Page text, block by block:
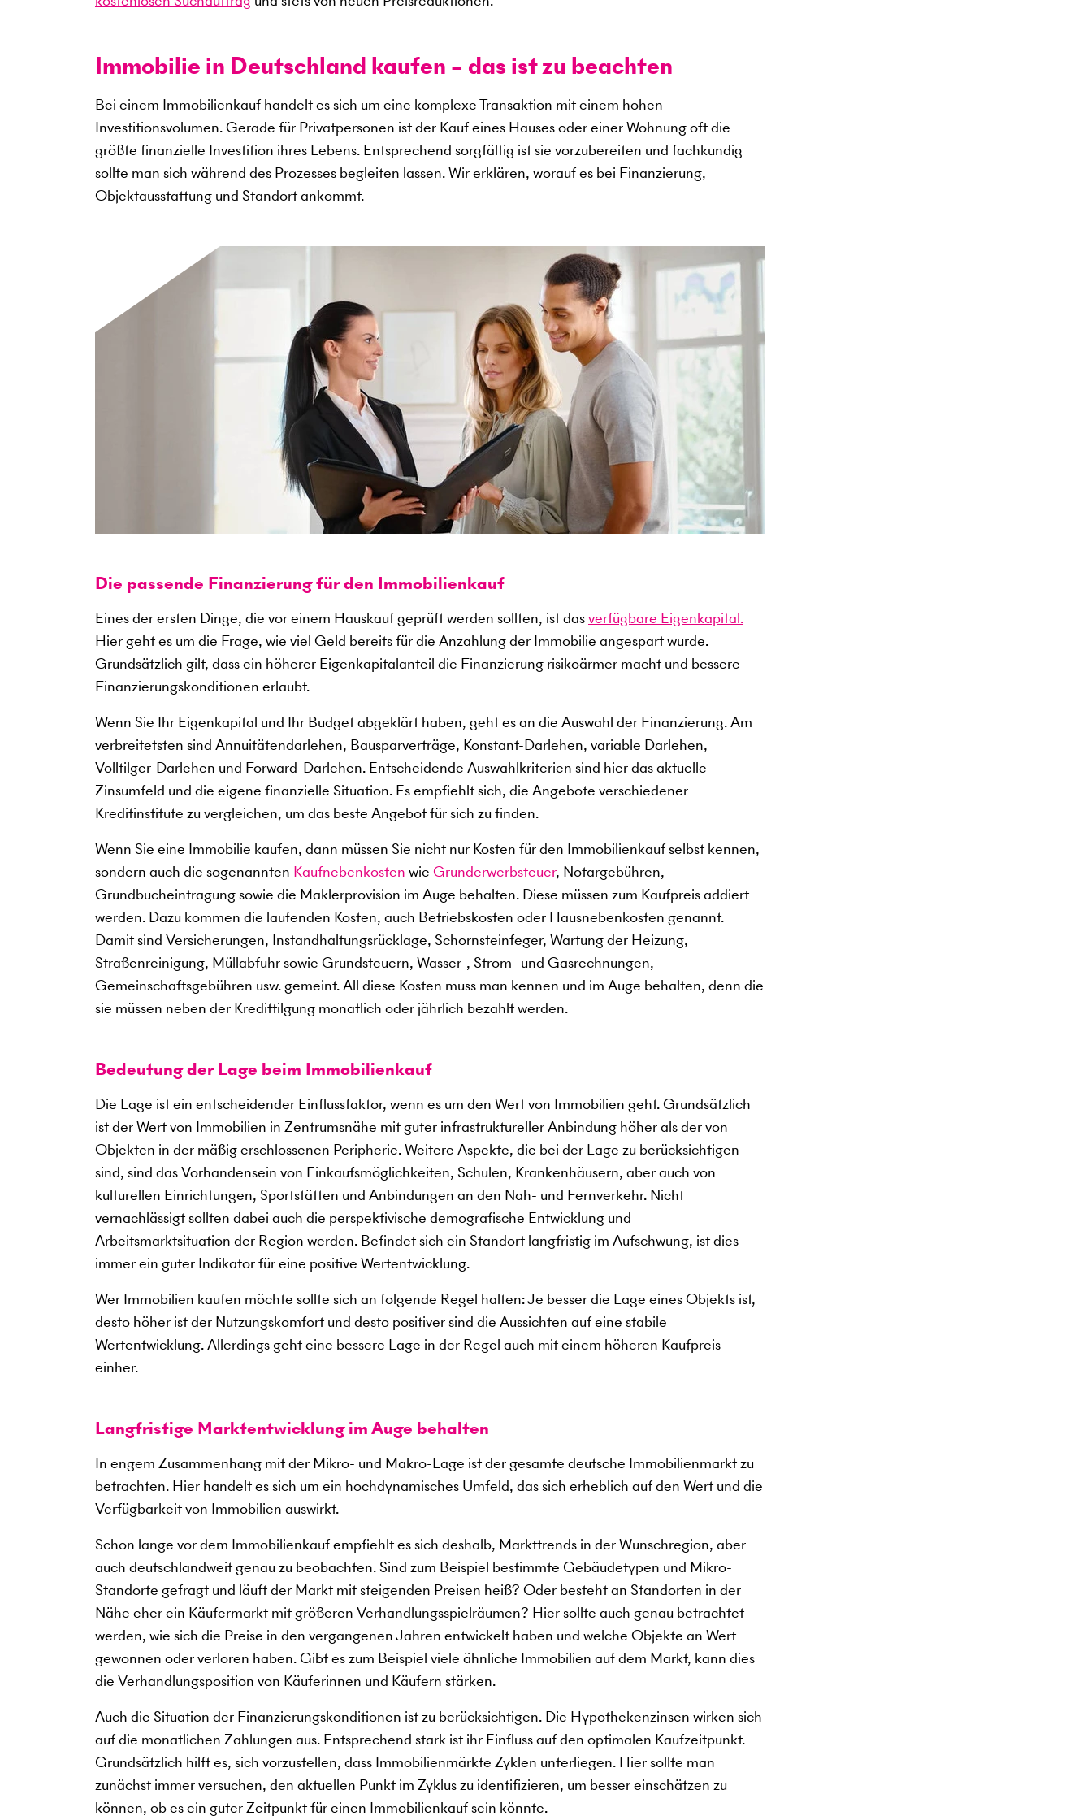
Immobilie in Deutschland kaufen – das ist zu beachten
Bei einem Immobilienkauf handelt es sich um eine komplexe Transaktion mit einem hohen
Investitionsvolumen. Gerade für Privatpersonen ist der Kauf eines Hauses oder einer Wohnung oft die
größte finanzielle Investition ihres Lebens. Entsprechend sorgfältig ist sie vorzubereiten und fachkundig
sollte man sich während des Prozesses begleiten lassen. Wir erklären, worauf es bei Finanzierung,
Objektausstattung und Standort ankommt.
Die passende Finanzierung für den Immobilienkauf
Eines der ersten Dinge, die vor einem Hauskauf geprüft werden sollten, ist dasverfügbare Eigenkapital.
Hier geht es um die Frage, wie viel Geld bereits für die Anzahlung der Immobilie angespart wurde.
Grundsätzlich gilt, dass ein höherer Eigenkapitalanteil die Finanzierung risikoärmer macht und bessere
Finanzierungskonditionen erlaubt.
Wenn Sie Ihr Eigenkapital und Ihr Budget abgeklärt haben, geht es an die Auswahl der Finanzierung. Am
verbreitetsten sind Annuitätendarlehen, Bausparverträge, Konstant-Darlehen, variable Darlehen,
Volltilger-Darlehen und Forward-Darlehen. Entscheidende Auswahlkriterien sind hier das aktuelle
Zinsumfeld und die eigene finanzielle Situation. Es empfiehlt sich, die Angebote verschiedener
Kreditinstitute zu vergleichen, um das beste Angebot für sich zu finden.
Wenn Sie eine Immobilie kaufen, dann müssen Sie nicht nur Kosten für den Immobilienkauf selbst kennen,
sondern auch die sogenannten Kaufnebenkosten wie Grunderwerbsteuer, Notargebühren,
Grundbucheintragung sowie die Maklerprovision im Auge behalten. Diese müssen zum Kaufpreis addiert
werden. Dazu kommen die laufenden Kosten, auch Betriebskosten oder Hausnebenkosten genannt.
Damit sind Versicherungen, Instandhaltungsrücklage, Schornsteinfeger, Wartung der Heizung,
Straßenreinigung, Müllabfuhr sowie Grundsteuern, Wasser-, Strom- und Gasrechnungen,
Gemeinschaftsgebühren usw. gemeint. All diese Kosten muss man kennen und im Auge behalten, denn die
sie müssen neben der Kredittilgung monatlich oder jährlich bezahlt werden.
Bedeutung der Lage beim Immobilienkauf
Die Lage ist ein entscheidender Einflussfaktor, wenn es um den Wert von Immobilien geht. Grundsätzlich
ist der Wert von Immobilien in Zentrumsnähe mit guter infrastruktureller Anbindung höher als der von
Objekten in der mäßig erschlossenen Peripherie. Weitere Aspekte, die bei der Lage zu berücksichtigen
sind, sind das Vorhandensein von Einkaufsmöglichkeiten, Schulen, Krankenhäusern, aber auch von
kulturellen Einrichtungen, Sportstätten und Anbindungen an den Nah- und Fernverkehr. Nicht
vernachlässigt sollten dabei auch die perspektivische demografische Entwicklung und
Arbeitsmarktsituation der Region werden. Befindet sich ein Standort langfristig im Aufschwung, ist dies
immer ein guter Indikator für eine positive Wertentwicklung.
Wer Immobilien kaufen möchte sollte sich an folgende Regel halten: Je besser die Lage eines Objekts ist,
desto höher ist der Nutzungskomfort und desto positiver sind die Aussichten auf eine stabile
Wertentwicklung. Allerdings geht eine bessere Lage in der Regel auch mit einem höheren Kaufpreis
einher.
Langfristige Marktentwicklung im Auge behalten
In engem Zusammenhang mit der Mikro- und Makro-Lage ist der gesamte deutsche Immobilienmarkt zu
betrachten. Hier handelt es sich um ein hochdynamisches Umfeld, das sich erheblich auf den Wert und die
Verfügbarkeit von Immobilien auswirkt.
Schon lange vor dem Immobilienkauf empfiehlt es sich deshalb, Markttrends in der Wunschregion, aber
auch deutschlandweit genau zu beobachten. Sind zum Beispiel bestimmte Gebäudetypen und Mikro-
Standorte gefragt und läuft der Markt mit steigenden Preisen heiß? Oder besteht an Standorten in der
Nähe eher ein Käufermarkt mit größeren Verhandlungsspielräumen? Hier sollte auch genau betrachtet
werden, wie sich die Preise in den vergangenen Jahren entwickelt haben und welche Objekte an Wert
gewonnen oder verloren haben. Gibt es zum Beispiel viele ähnliche Immobilien auf dem Markt, kann dies
die Verhandlungsposition von Käuferinnen und Käufern stärken.
Auch die Situation der Finanzierungskonditionen ist zu berücksichtigen. Die Hypothekenzinsen wirken sich
auf die monatlichen Zahlungen aus. Entsprechend stark ist ihr Einfluss auf den optimalen Kaufzeitpunkt.
Grundsätzlich hilft es, sich vorzustellen, dass Immobilienmärkte Zyklen unterliegen. Hier sollte man
zunächst immer versuchen, den aktuellen Punkt im Zyklus zu identifizieren, um besser einschätzen zu
können, ob es ein guter Zeitpunkt für einen Immobilienkauf sein könnte.